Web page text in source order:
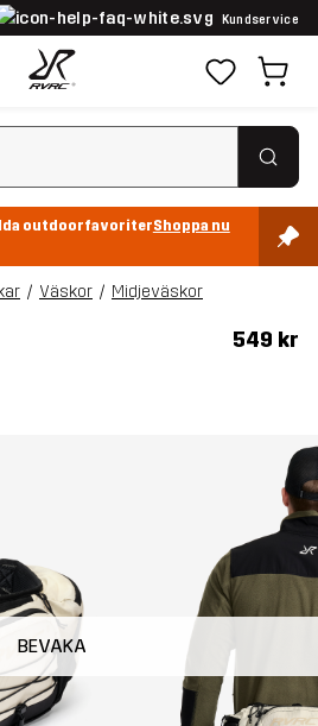
Kundservice
outdoorfavoriterShoppa nu
Väskor Midjeväskor
549 kr
BEVAKA